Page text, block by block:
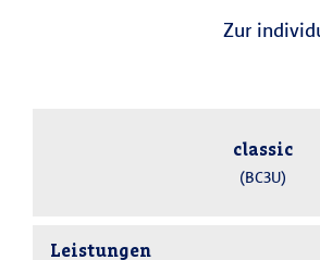
Zur
classic
(BC3U)
Leistungen